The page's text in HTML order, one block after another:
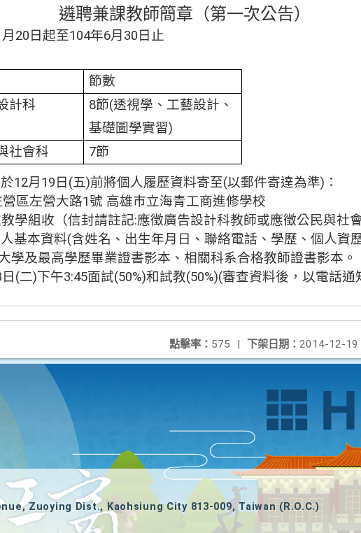
遴聘兼課教師簡章（第一次公告）
月 20 日起至104年6月 30 日止
節數
計科
8節(透視學、工藝設計、
基礎圖學實習)
社會科
7節
12月 19 日 (五)前將個人履歷資料寄至(以郵件寄達為準) ：
區左營大路1號 高雄市立海青工商進修學校
學組收（信封請註記:應徵廣告設計科教師或應徵公民與社會
基本資料(含姓名、出生年月日、聯絡電話、學歷、個人資
學及最高學歷畢業證書影本、相關科系合格教師證書影本。
日 (二)下午3:45面試(50%)和試教(50%)(審查資料後，以電話通
下架日期： 2014-12-19
點擊率： 575 |
Zuoying Dist., Kaohsiung City 813-009, Taiwan (R.O.C.)